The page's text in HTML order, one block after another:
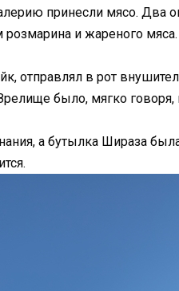
принесли мясо. Два
и жареного мяса.
отправлял в рот
было, мягко говоря,
а бутылка Шираза